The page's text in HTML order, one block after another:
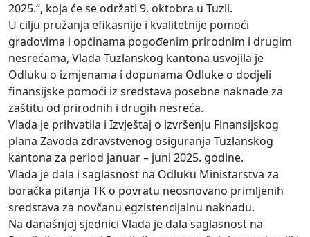
2025.“, koja će se održati 9. oktobra u Tuzli.
U cilju pružanja efikasnije i kvalitetnije pomoći
gradovima i općinama pogođenim prirodnim i drugim
nesrećama, Vlada Tuzlanskog kantona usvojila je
Odluku o izmjenama i dopunama Odluke o dodjeli
finansijske pomoći iz sredstava posebne naknade za
zaštitu od prirodnih i drugih nesreća.
Vlada je prihvatila i Izvještaj o izvršenju Finansijskog
plana Zavoda zdravstvenog osiguranja Tuzlanskog
kantona za period januar – juni 2025. godine.
Vlada je dala i saglasnost na Odluku Ministarstva za
boračka pitanja TK o povratu neosnovano primljenih
sredstava za novčanu egzistencijalnu naknadu.
Na današnjoj sjednici Vlada je dala saglasnost na